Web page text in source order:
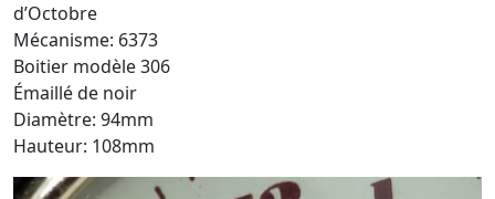
d’Octobre
Mécanisme: 6373
Boitier modèle 306
Émaillé de noir
Diamètre: 94mm
Hauteur: 108mm